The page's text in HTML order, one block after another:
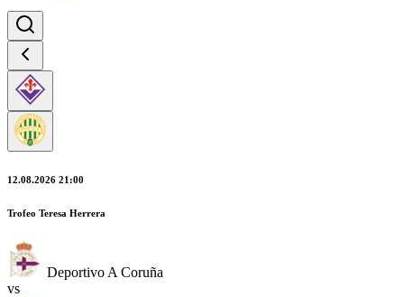
12.08.2026 21:00
Trofeo Teresa Herrera
Deportivo A Coruña
vs